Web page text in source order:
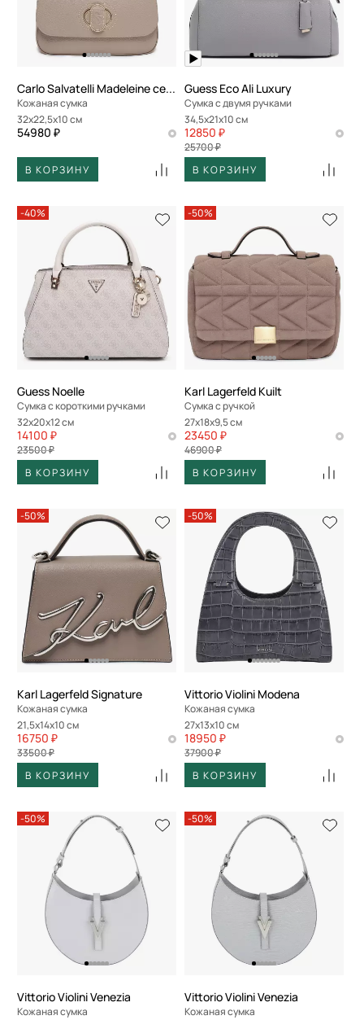
Carlo Salvatelli Madeleine cervino
Кожаная сумка
32x22,5x10 см
54980 ₽
В КОРЗИНУ
Guess Eco Ali Luxury
Сумка с двумя ручками
34,5x21x10 см
12850 ₽
25700 ₽
В КОРЗИНУ
-40%
Guess Noelle
Сумка с короткими ручками
32x20x12 см
14100 ₽
23500 ₽
В КОРЗИНУ
-50%
Karl Lagerfeld Kuilt
Сумка с ручкой
27x18x9,5 см
23450 ₽
46900 ₽
В КОРЗИНУ
-50%
Karl Lagerfeld Signature
Кожаная сумка
21,5x14x10 см
16750 ₽
33500 ₽
В КОРЗИНУ
-50%
Vittorio Violini Modena
Кожаная сумка
27x13x10 см
18950 ₽
37900 ₽
В КОРЗИНУ
-50%
Vittorio Violini Venezia
Кожаная сумка
-50%
Vittorio Violini Venezia
Кожаная сумка